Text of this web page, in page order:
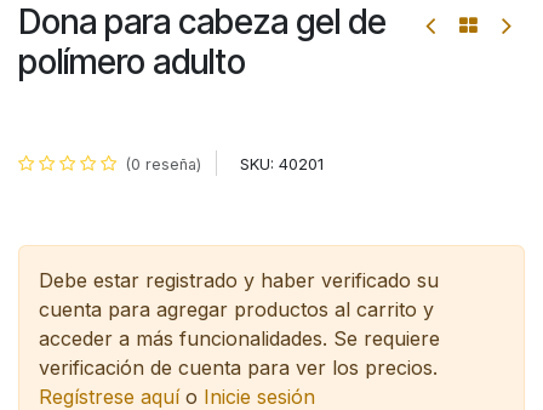
Dona para cabeza gel de
polímero adulto
(0 reseña) SKU: 40201
Debe estar registrado y haber verificado su
cuenta para agregar productos al carrito y
acceder a más funcionalidades. Se requiere
verificación de cuenta para ver los precios.
Regístrese aquío Inicie sesión